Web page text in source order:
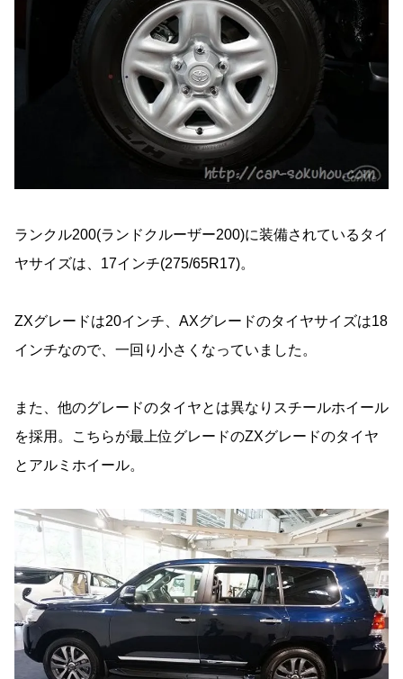
ランクル200(ランドクルーザー200)に装備されているタイ
ヤサイズは、17インチ(275/65R17)。
ZXグレードは20インチ、AXグレードのタイヤサイズは18
インチなので、一回り小さくなっていました。
また、他のグレードのタイヤとは異なりスチールホイール
を採用。こちらが最上位グレードのZXグレードのタイヤ
とアルミホイール。